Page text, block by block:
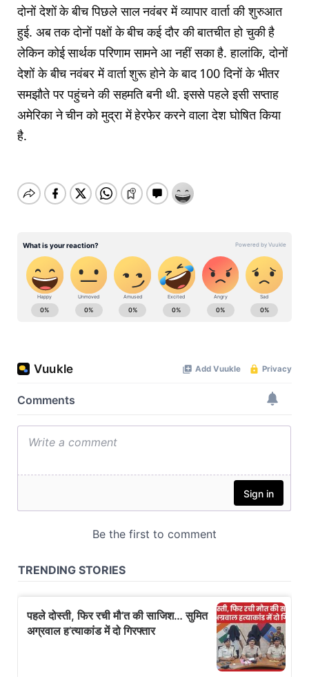
दोनों देशों के बीच पिछले साल नवंबर में व्यापार वार्ता की शुरुआत
हुई. अब तक दोनों पक्षों के बीच कई दौर की बातचीत हो चुकी है
लेकिन कोई सार्थक परिणाम सामने आ नहीं सका है. हालांकि, दोनों
देशों के बीच नवंबर में वार्ता शुरू होने के बाद 100 दिनों के भीतर
समझौते पर पहुंचने की सहमति बनी थी. इससे पहले इसी सप्ताह
अमेरिका ने चीन को मुद्रा में हेरफेर करने वाला देश घोषित किया
है.